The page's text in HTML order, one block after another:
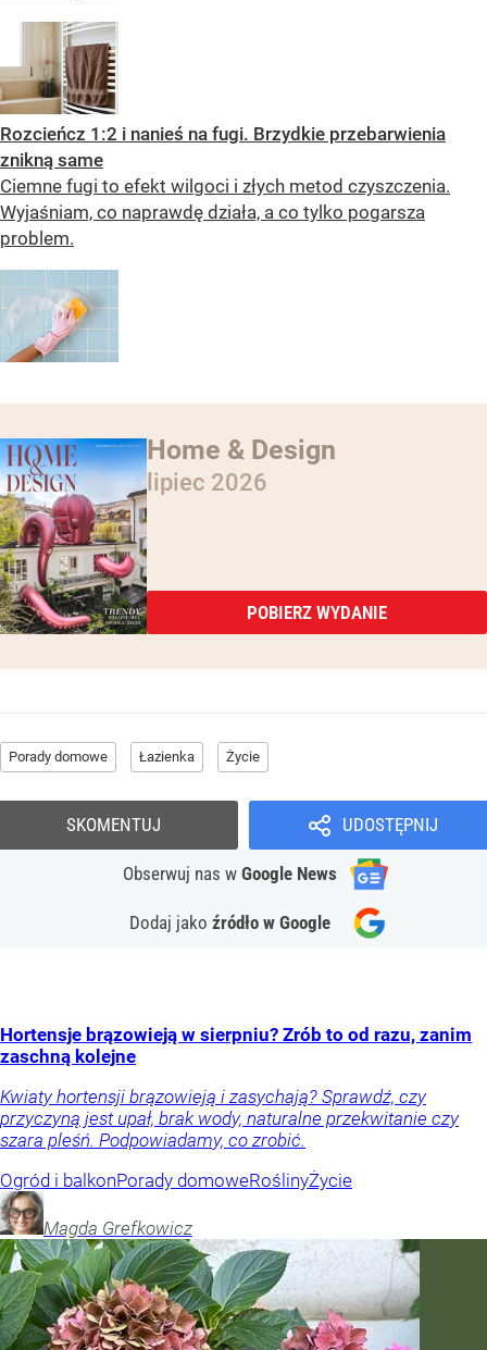
Rozcieńcz 1:2 i nanieś na fugi. Brzydkie przebarwienia
znikną same
Ciemne fugi to efekt wilgoci i złych metod czyszczenia.
Wyjaśniam, co naprawdę działa, a co tylko pogarsza
problem.
Home & Design
lipiec 2026
POBIERZ WYDANIE
Porady domowe Łazienka Życie
UDOSTĘPNIJ
Obserwuj nas w Google News
Dodaj jako źródło w Google
SKOMENTUJ
Hortensje brązowieją w sierpniu? Zrób to od razu, zanim
zaschną kolejne
Kwiaty hortensji brązowieją i zasychają? Sprawdź, czy
przyczyną jest upał, brak wody, naturalne przekwitanie czy
szara pleśń. Podpowiadamy, co zrobić.
Ogród i balkonPorady domoweRoślinyŻycie
Magda Grefkowicz